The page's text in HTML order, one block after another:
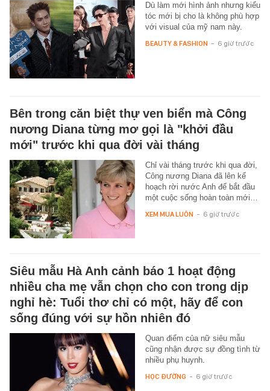
Dù làm mới hình ảnh nhưng kiểu
tóc mới bị cho là không phù hợp
với visual của mỹ nam này.
BEAUTY & FASHION - 6 giờ trước
Bên trong căn biệt thự ven biển mà Công
nương Diana từng mơ gọi là "khởi đầu
mới" trước khi qua đời vài tháng
Chỉ vài tháng trước khi qua đời,
Công nương Diana đã lên kế
hoạch rời nước Anh để bắt đầu
một cuộc sống hoàn toàn mới…
XEM MUA LUÔN - 6 giờ trước
Siêu mẫu Hà Anh cảnh báo 1 hoạt động
nhiều cha mẹ vẫn chọn cho con trong dịp
nghỉ hè: Tuổi thơ chỉ có một, hãy để con
sống đúng với sự hồn nhiên đó
Quan điểm của nữ siêu mẫu
cũng nhận được sự đồng tình từ
nhiều phụ huynh.
HỌC ĐƯỜNG - 6 giờ trước